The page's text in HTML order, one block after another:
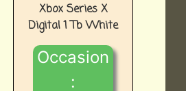
Xbox Series X
Digital 1 Tb White
Occasion
: